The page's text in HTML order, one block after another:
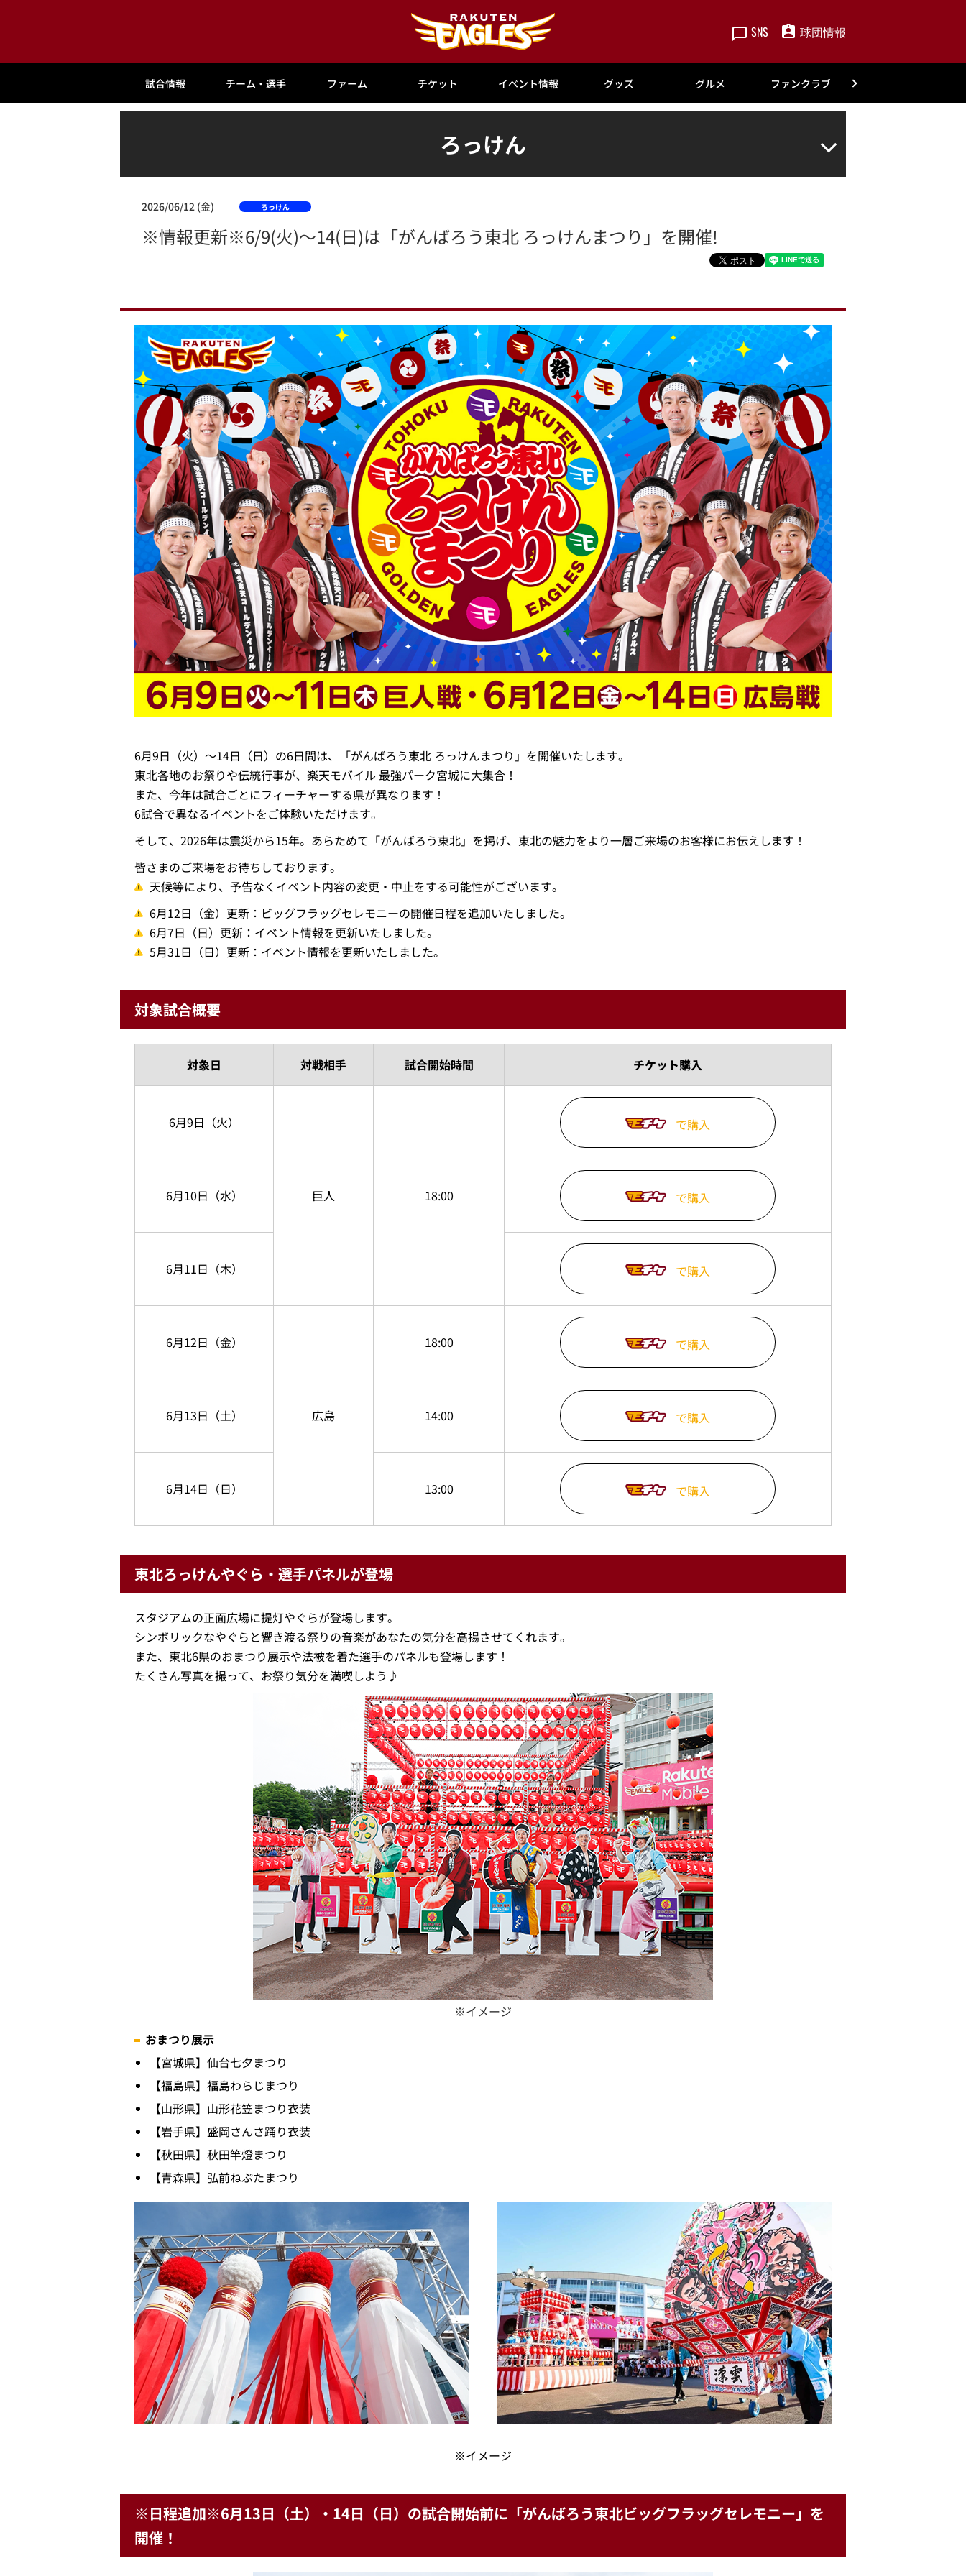
SNS 球団情報
試合情報 チーム・選手 ファーム チケット イベント情報 グッズ グルメ ファンクラブ
ろっけん
2026/06/12 (金) ろっけん
※情報更新※6/9(火)～14(日)は「がんばろう東北 ろっけんまつり」を開催!
6月9日（火）～14日（日）の6日間は、「がんばろう東北 ろっけんまつり」を開催いたします。
東北各地のお祭りや伝統行事が、楽天モバイル 最強パーク宮城に大集合！
また、今年は試合ごとにフィーチャーする県が異なります！
6試合で異なるイベントをご体験いただけます。
そして、2026年は震災から15年。あらためて「がんばろう東北」を掲げ、東北の魅力をより一層ご来場のお客様にお伝えします！
皆さまのご来場をお待ちしております。
天候等により、予告なくイベント内容の変更・中止をする可能性がございます。
6月12日（金）更新：ビッグフラッグセレモニーの開催日程を追加いたしました。
6月7日（日）更新：イベント情報を更新いたしました。
5月31日（日）更新：イベント情報を更新いたしました。
対象試合概要
対象日 対戦相手 試合開始時間 チケット購入
6月9日（火）
巨人 18:00
で購入
6月10日（水） で購入
6月11日（木） で購入
6月12日（金）
広島
18:00 で購入
6月13日（土） 14:00 で購入
6月14日（日） 13:00 で購入
東北ろっけんやぐら・選手パネルが登場
スタジアムの正面広場に提灯やぐらが登場します。
シンボリックなやぐらと響き渡る祭りの音楽があなたの気分を高揚させてくれます。
また、東北6県のおまつり展示や法被を着た選手のパネルも登場します！
たくさん写真を撮って、お祭り気分を満喫しよう♪
※イメージ
おまつり展示
【宮城県】仙台七夕まつり
【福島県】福島わらじまつり
【山形県】山形花笠まつり衣装
【岩手県】盛岡さんさ踊り衣装
【秋田県】秋田竿燈まつり
【青森県】弘前ねぷたまつり
※イメージ
※日程追加※6月13日（土）・14日（日）の試合開始前に「がんばろう東北ビッグフラッグセレモニー」を
開催！